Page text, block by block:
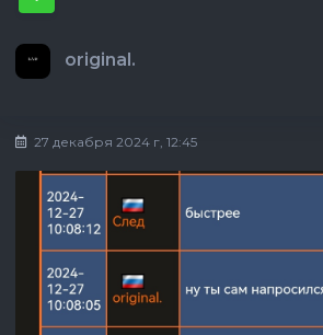
original.
27 декабря 2024 г, 12:45